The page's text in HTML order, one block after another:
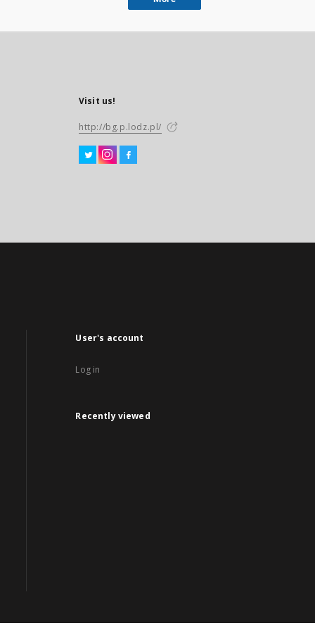
Visit us!
http://bg.p.lodz.pl/
User's account
Log in
Recently viewed